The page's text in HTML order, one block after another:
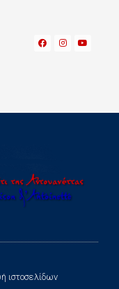
ιστοσελίδων